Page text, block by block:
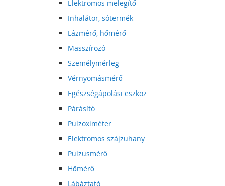
Elektromos melegítő
Inhalátor, sótermék
Lázmérő, hőmérő
Masszírozó
Személymérleg
Vérnyomásmérő
Egészségápolási eszköz
Párásító
Pulzoximéter
Elektromos szájzuhany
Pulzusmérő
Hőmérő
Lábáztató